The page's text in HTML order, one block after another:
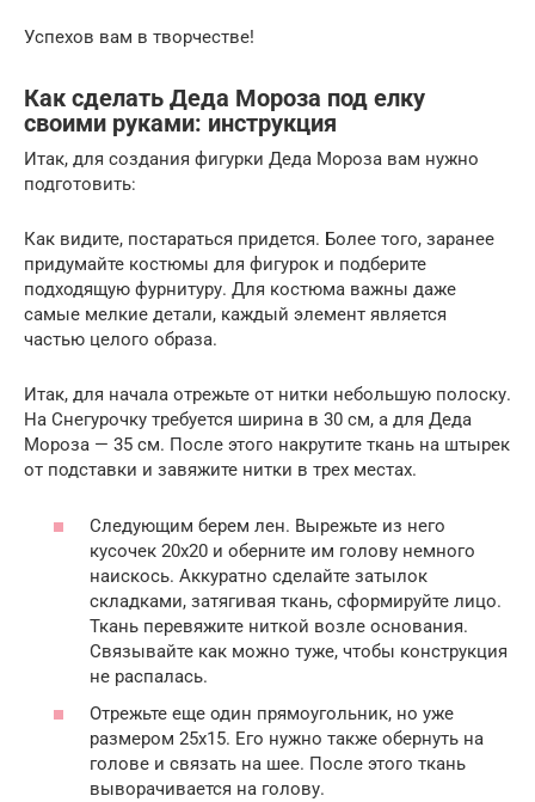
Успехов вам в творчестве!
Как сделать Деда Мороза под елку
своими руками: инструкция
Итак, для создания фигурки Деда Мороза вам нужно
подготовить:
Как видите, постараться придется. Более того, заранее
придумайте костюмы для фигурок и подберите
подходящую фурнитуру. Для костюма важны даже
самые мелкие детали, каждый элемент является
частью целого образа.
Итак, для начала отрежьте от нитки небольшую полоску.
На Снегурочку требуется ширина в 30 см, а для Деда
Мороза — 35 см. После этого накрутите ткань на штырек
от подставки и завяжите нитки в трех местах.
Следующим берем лен. Вырежьте из него
кусочек 20х20 и оберните им голову немного
наискось. Аккуратно сделайте затылок
складками, затягивая ткань, сформируйте лицо.
Ткань перевяжите ниткой возле основания.
Связывайте как можно туже, чтобы конструкция
не распалась.
Отрежьте еще один прямоугольник, но уже
размером 25х15. Его нужно также обернуть на
голове и связать на шее. После этого ткань
выворачивается на голову.